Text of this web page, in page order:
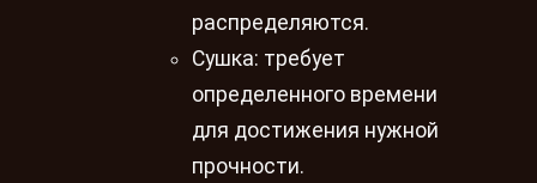
распределяются.
Сушка: требует
определенного времени
для достижения нужной
прочности.